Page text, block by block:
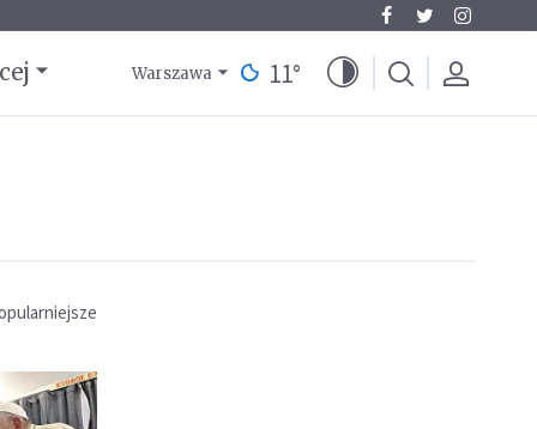
Warszawa 11°